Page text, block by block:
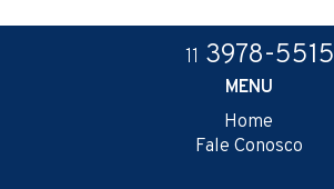
MENU
Home
Fale Conosco
11 3978-5515